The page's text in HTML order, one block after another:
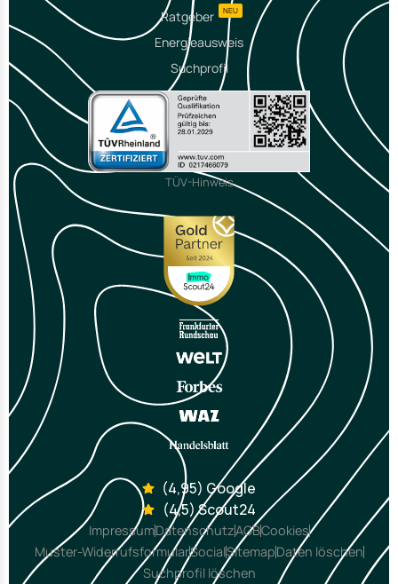
Ratgeber NEU
Energieausweis
Suchprofil
TÜV-Hinweis
(4,95) Google
(4,5) Scout24
ImpressumDatenschutzAGBCookies
Muster-WiderrufsformularSocialSitemapDaten löschen
Suchprofil löschen